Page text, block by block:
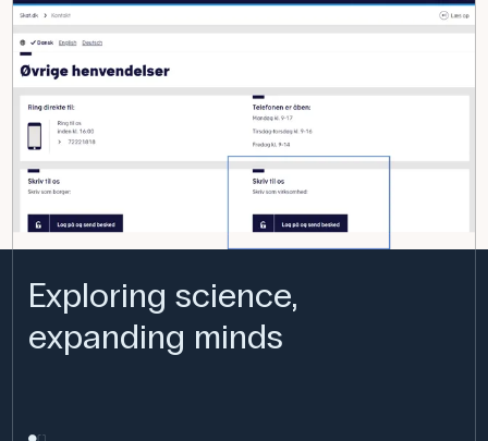
Exploring science,
expanding minds